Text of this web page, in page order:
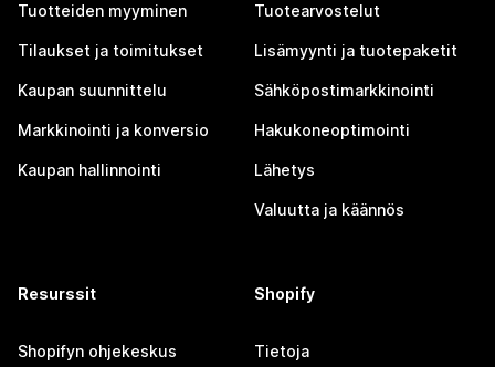
Tuotteiden myyminen
Tilaukset ja toimitukset
Kaupan suunnittelu
Markkinointi ja konversio
Kaupan hallinnointi
Tuotearvostelut
Lisämyynti ja tuotepaketit
Sähköpostimarkkinointi
Hakukoneoptimointi
Lähetys
Valuutta ja käännös
Resurssit
Shopifyn ohjekeskus
Shopify
Tietoja